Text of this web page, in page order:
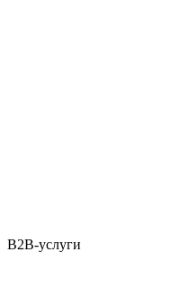
B2B-услуги